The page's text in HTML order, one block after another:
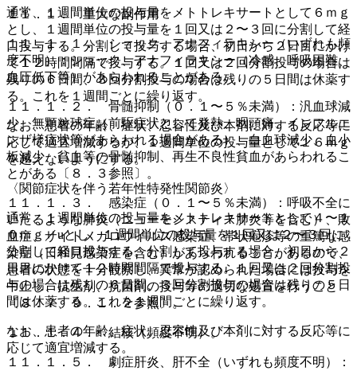
１１．１． 重大な副作用
１１．１．１． ショック、アナフィラキシー（いずれも頻
度不明）：ショック、アナフィラキシー（冷感、呼吸困難、
血圧低下等）があらわれることがある。
１１．１．２． 骨髄抑制（０．１〜５％未満）：汎血球減
少、無顆粒球症（前駆症状として発熱、咽頭痛、インフルエ
ンザ様症状等があらわれる場合がある）、白血球減少、血小
板減少、貧血等の骨髄抑制、再生不良性貧血があらわれるこ
とがある〔８．３参照〕。
１１．１．３． 感染症（０．１〜５％未満）：呼吸不全に
いたるような肺炎（ニューモシスティス肺炎等を含む）、敗
血症、サイトメガロウイルス感染症、帯状疱疹等の重篤な感
染症（日和見感染症を含む）があらわれることがあるので、
患者の状態を十分観察し、異常が認められた場合には投与を
中止し、抗生剤、抗菌剤の投与等の適切な処置を行うこと
〔８．７、９．１．２参照〕。
１１．１．４． 結核（頻度不明）。
１１．１．５． 劇症肝炎、肝不全（いずれも頻度不明）：
通常、１週間単位の投与量をメトトレキサートとして６ｍｇ
とし、１週間単位の投与量を１回又は２〜３回に分割して経
口投与する。分割して投与する場合、初日から２日目にかけ
て１２時間間隔で投与する。１回又は２回分割投与の場合は
残りの６日間、３回分割投与の場合は残りの５日間は休薬す
る。これを１週間ごとに繰り返す。
なお、患者の年齢、症状、忍容性及び本剤に対する反応等に
応じて適宜増減するが、１週間単位の投与量として１６ｍｇ
を超えないようにする。
〈関節症状を伴う若年性特発性関節炎〉
通常、１週間単位の投与量をメトトレキサートとして４〜１
０ｍｇ／uとし、１週間単位の投与量を１回又は２〜３回に
分割して経口投与する。分割して投与する場合、初日から２
日目にかけて１２時間間隔で投与する。１回又は２回分割投
与の場合は残りの６日間、３回分割投与の場合は残りの５日
間は休薬する。これを１週間ごとに繰り返す。
なお、患者の年齢、症状、忍容性及び本剤に対する反応等に
応じて適宜増減する。